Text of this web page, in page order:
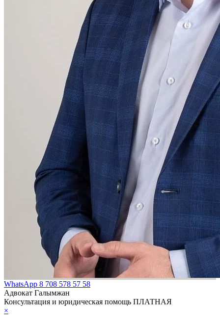
WhatsApp 8 708 578 57 58
Адвокат Галымжан
Консультация и юридическая помощь ПЛАТНАЯ
×